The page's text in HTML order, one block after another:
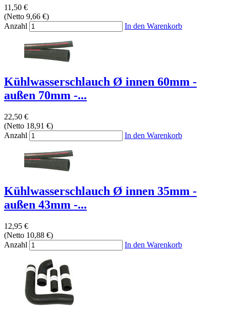
11,50 €
(Netto 9,66 €)
Anzahl
In den Warenkorb
Kühlwasserschlauch Ø innen 60mm -
außen 70mm -...
22,50 €
(Netto 18,91 €)
Anzahl
In den Warenkorb
Kühlwasserschlauch Ø innen 35mm -
außen 43mm -...
12,95 €
(Netto 10,88 €)
Anzahl
In den Warenkorb